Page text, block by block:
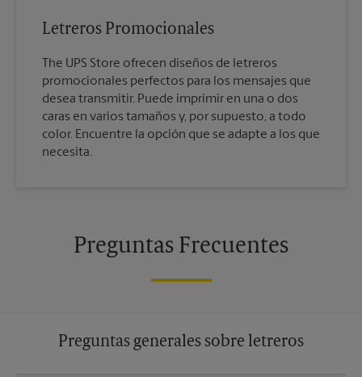
Letreros Promocionales
The UPS Store ofrecen diseños de letreros
promocionales perfectos para los mensajes que
desea transmitir. Puede imprimir en una o dos
caras en varios tamaños y, por supuesto, a todo
color. Encuentre la opción que se adapte a los que
necesita.
Preguntas Frecuentes
Preguntas generales sobre letreros